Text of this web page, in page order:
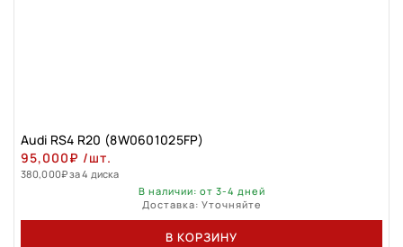
Audi RS4 R20 (8W0601025FP)
95,000₽ /шт.
380,000₽за 4 диска
В наличии: от 3-4 дней
Доставка: Уточняйте
В КОРЗИНУ